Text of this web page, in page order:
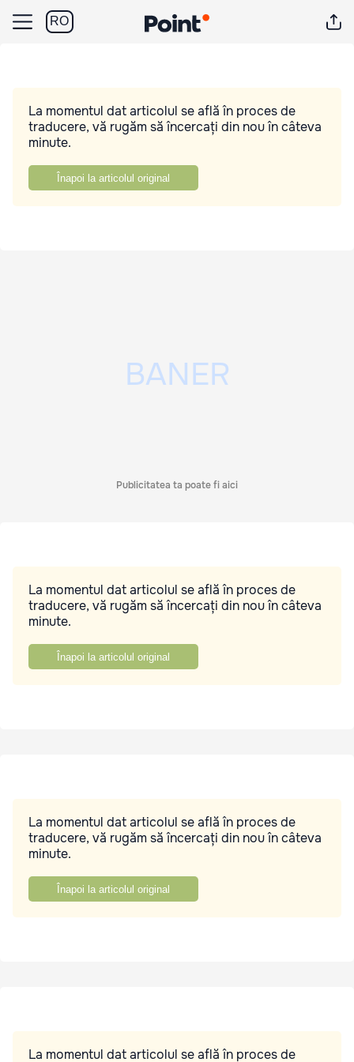
RO
La momentul dat articolul se află în proces de
traducere, vă rugăm să încercați din nou în câteva
minute.
Înapoi la articolul original
Publicitatea ta poate fi aici
La momentul dat articolul se află în proces de
traducere, vă rugăm să încercați din nou în câteva
minute.
Înapoi la articolul original
La momentul dat articolul se află în proces de
traducere, vă rugăm să încercați din nou în câteva
minute.
Înapoi la articolul original
La momentul dat articolul se află în proces de